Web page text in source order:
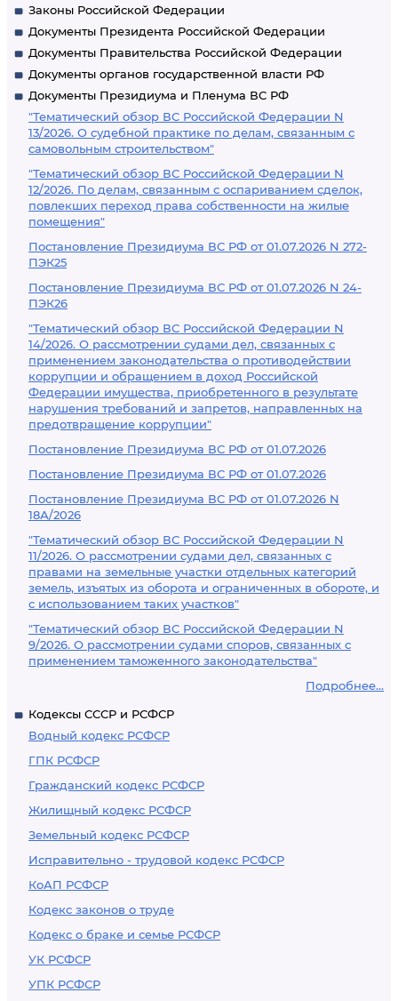
Законы Российской Федерации
Документы Президента Российской Федерации
Документы Правительства Российской Федерации
Документы органов государственной власти РФ
Документы Президиума и Пленума ВС РФ
"Тематический обзор ВС Российской Федерации N
13/2026. О судебной практике по делам, связанным с
самовольным строительством"
"Тематический обзор ВС Российской Федерации N
12/2026. По делам, связанным с оспариванием сделок,
повлекших переход права собственности на жилые
помещения"
Постановление Президиума ВС РФ от 01.07.2026 N 272-
ПЭК25
Постановление Президиума ВС РФ от 01.07.2026 N 24-
ПЭК26
"Тематический обзор ВС Российской Федерации N
14/2026. О рассмотрении судами дел, связанных с
применением законодательства о противодействии
коррупции и обращением в доход Российской
Федерации имущества, приобретенного в результате
нарушения требований и запретов, направленных на
предотвращение коррупции"
Постановление Президиума ВС РФ от 01.07.2026
Постановление Президиума ВС РФ от 01.07.2026
Постановление Президиума ВС РФ от 01.07.2026 N
18А/2026
"Тематический обзор ВС Российской Федерации N
11/2026. О рассмотрении судами дел, связанных с
правами на земельные участки отдельных категорий
земель, изъятых из оборота и ограниченных в обороте, и
с использованием таких участков"
"Тематический обзор ВС Российской Федерации N
9/2026. О рассмотрении судами споров, связанных с
применением таможенного законодательства"
Подробнее...
Кодексы СССР и РСФСР
Водный кодекс РСФСР
ГПК РСФСР
Гражданский кодекс РСФСР
Жилищный кодекс РСФСР
Земельный кодекс РСФСР
Исправительно - трудовой кодекс РСФСР
КоАП РСФСР
Кодекс законов о труде
Кодекс о браке и семье РСФСР
УК РСФСР
УПК РСФСР